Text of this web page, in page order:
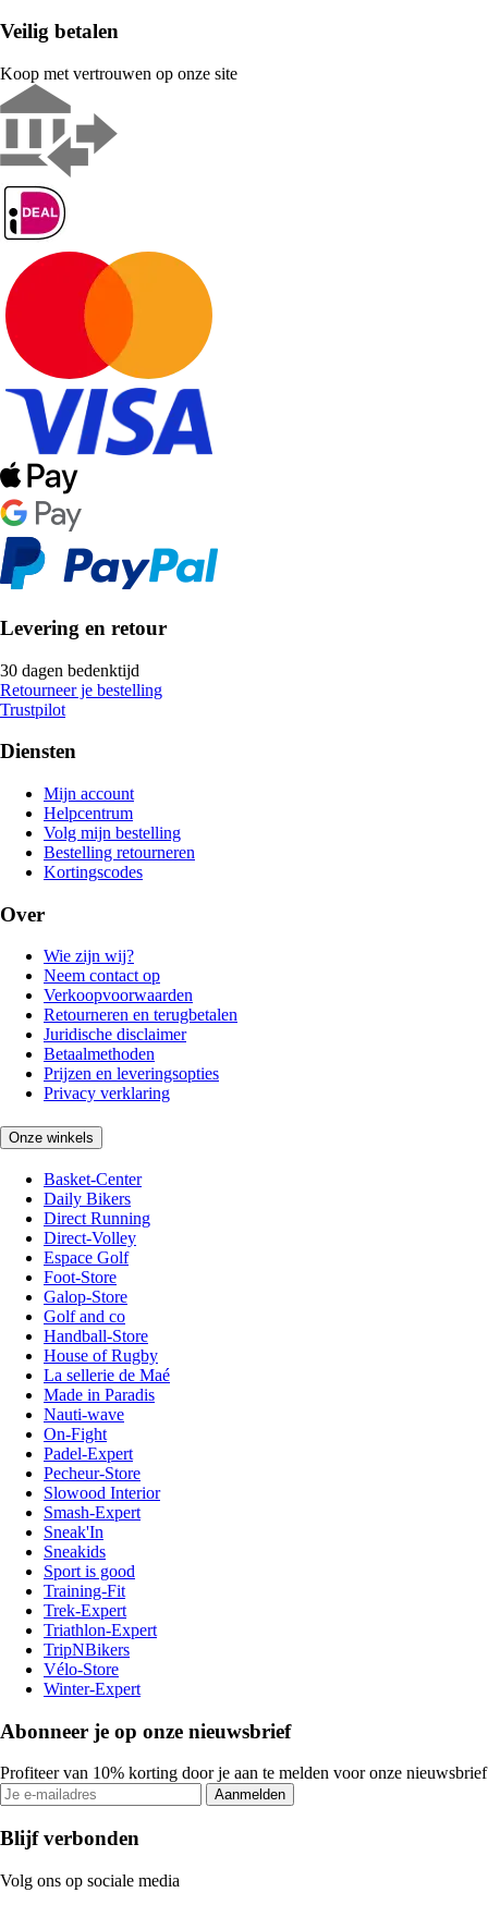
Veilig betalen
Koop met vertrouwen op onze site
Levering en retour
30 dagen bedenktijd
Retourneer je bestelling
Trustpilot
Diensten
Mijn account
Helpcentrum
Volg mijn bestelling
Bestelling retourneren
Kortingscodes
Over
Wie zijn wij?
Neem contact op
Verkoopvoorwaarden
Retourneren en terugbetalen
Juridische disclaimer
Betaalmethoden
Prijzen en leveringsopties
Privacy verklaring
Onze winkels
Basket-Center
Daily Bikers
Direct Running
Direct-Volley
Espace Golf
Foot-Store
Galop-Store
Golf and co
Handball-Store
House of Rugby
La sellerie de Maé
Made in Paradis
Nauti-wave
On-Fight
Padel-Expert
Pecheur-Store
Slowood Interior
Smash-Expert
Sneak'In
Sneakids
Sport is good
Training-Fit
Trek-Expert
Triathlon-Expert
TripNBikers
Vélo-Store
Winter-Expert
Abonneer je op onze nieuwsbrief
Profiteer van 10% korting door je aan te melden voor onze nieuwsbrief
Aanmelden
Blijf verbonden
Volg ons op sociale media